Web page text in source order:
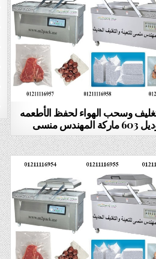
وسحب الهواء لحفظ الأطعمه
المهندس منسى